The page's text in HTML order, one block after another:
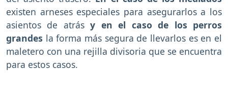
existen arneses especiales para asegurarlos a los
asientos de atrásy en el caso de los perros
grandes la forma más segura de llevarlos es en el
maletero con una rejilla divisoria que se encuentra
para estos casos.